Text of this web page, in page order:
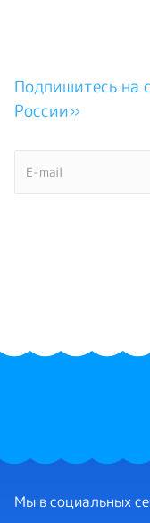
Подпишитесь на
России»
Мы в социальных